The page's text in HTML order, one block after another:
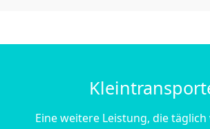
Eine weitere Leistung, die